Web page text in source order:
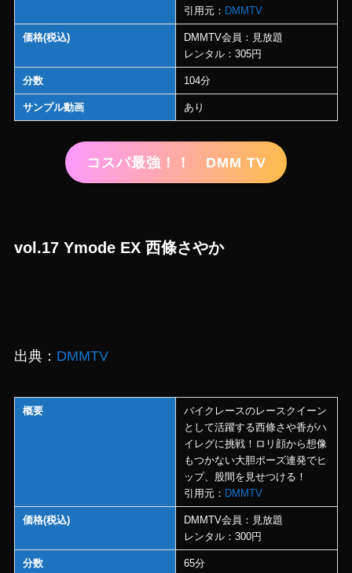
引用元： DMMTV
価格(税込)
DMMTV会員：見放題
レンタル：305円
分数 104分
サンプル動画 あり
コスパ最強！！ DMM TV
vol.17 Ymode EX 西條さやか
出典： DMMTV
概要
バイクレースのレースクイーン
として活躍する西條さや香がハ
イレグに挑戦！ロリ顔から想像
もつかない大胆ポーズ連発でヒ
ップ、股間を見せつける！
引用元： DMMTV
価格(税込)
DMMTV会員：見放題
レンタル：300円
分数 65分